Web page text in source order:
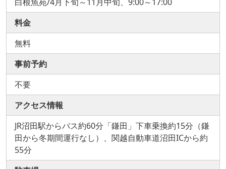
料金
無料
事前予約
不要
アクセス情報
JR沼田駅からバス約60分「鎌田」下車乗換約15分（鎌
田から冬期間運行なし）、関越自動車道沼田ICから約
55分